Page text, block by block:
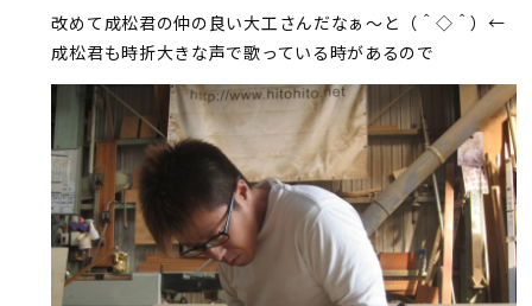
改めて成松君の仲の良い大工さんだなぁ～と（＾◇＾）←
成松君も時折大きな声で歌っている時があるので